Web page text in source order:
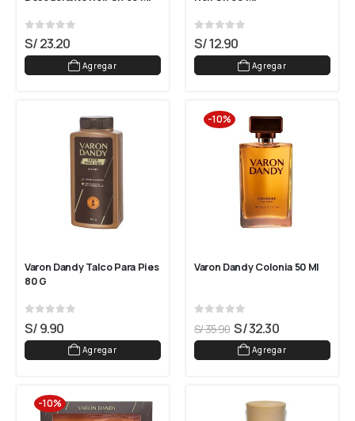
0 out of 5
S/23.20
Agregar
0 out of 5
S/12.90
Agregar
Varon Dandy Talco Para Pies
80 G
S/9.90
Agregar
-10%
Varon Dandy Colonia 50 Ml
S/35.90 S/32.30
Agregar
-10%